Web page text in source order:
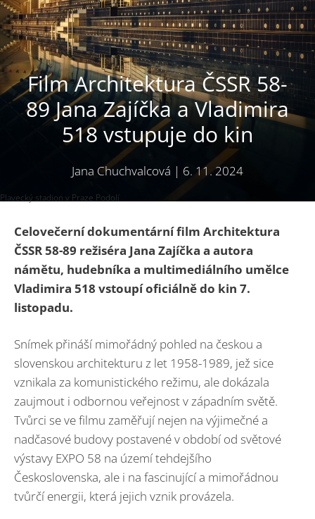
Film Architektura ČSSR 58-
89 Jana Zajíčka a Vladimira
518 vstupuje do kin
Jana Chuchvalcová | 6. 11. 2024
Plavecký stadion v Praze Podolí
Celovečerní dokumentární film Architektura
ČSSR 58-89 režiséra Jana Zajíčka a autora
námětu, hudebníka a multimediálního umělce
Vladimira 518 vstoupí oficiálně do kin 7.
listopadu.
Snímek přináší mimořádný pohled na českou a
slovenskou architekturu z let 1958-1989, jež sice
vznikala za komunistického režimu, ale dokázala
zaujmout i odbornou veřejnost v západním světě.
Tvůrci se ve filmu zaměřují nejen na výjimečné a
nadčasové budovy postavené v období od světové
výstavy EXPO 58 na území tehdejšího
Československa, ale i na fascinující a mimořádnou
tvůrčí energii, která jejich vznik provázela.